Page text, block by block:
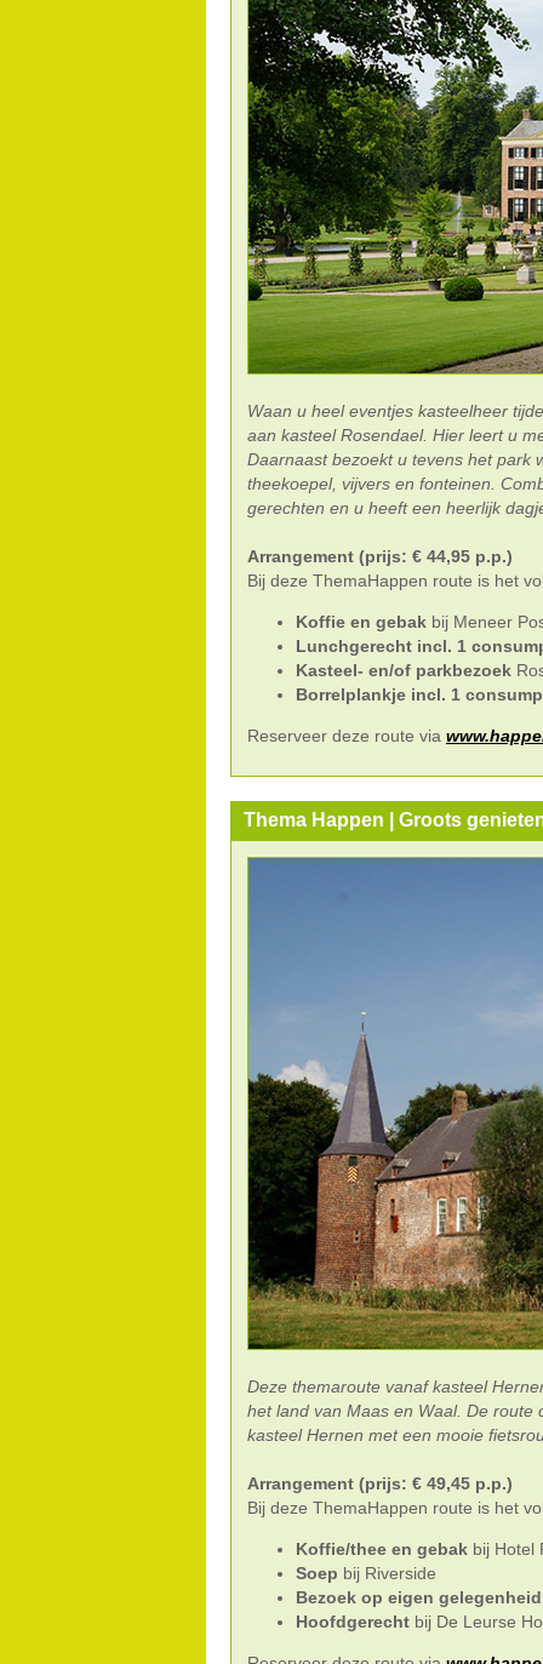
Waan u heel eventjes kasteelheer
aan kasteel Rosendael. Hier leert u
Daarnaast bezoekt u tevens het park
theekoepel, vijvers en fonteinen.
gerechten en u heeft een heerlijk
Arrangement (prijs: € 44,95 p.p.)
Bij deze ThemaHappen route is het
Koffie en gebak bij Meneer
Lunchgerecht incl. 1
Kasteel- en/of parkbezoek
Borrelplankje incl. 1
Reserveer deze route via
Thema Happen | Groots
Deze themaroute vanaf kasteel
het land van Maas en Waal. De
kasteel Hernen met een mooie
Arrangement (prijs: € 49,45 p.p.)
Bij deze ThemaHappen route is het
Koffie/thee en gebak bij Hotel
Soep bij Riverside
Bezoek op eigen gelegenheid
Hoofdgerecht bij De Leurse